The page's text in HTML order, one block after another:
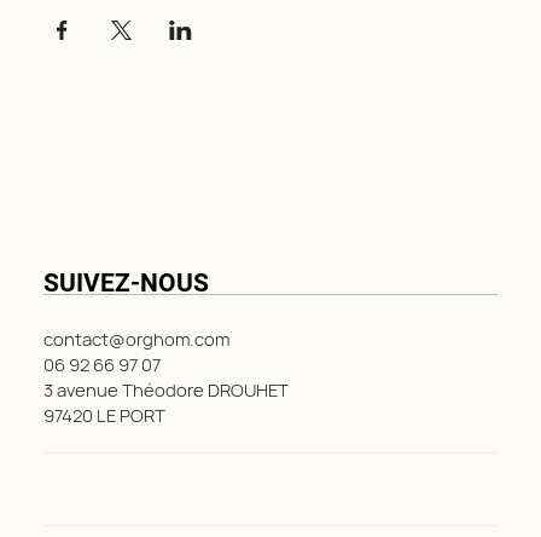
contact@orghom.com
06 92 66 97 07
3 avenue Théodore DROUHET
97420 LE PORT
SUIVEZ-NOUS